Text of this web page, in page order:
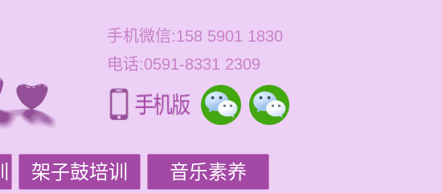
手机微信:158 5901 1830
电话:0591-8331 2309
架子鼓培训 音乐素养